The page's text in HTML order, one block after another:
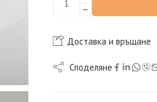
Доставка и връщане
Споделяне